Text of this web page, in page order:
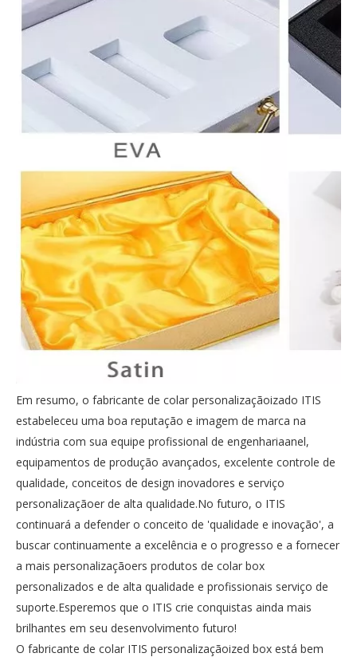
Em resumo, o fabricante de colar personalizaçãoizado ITIS
estabeleceu uma boa reputação e imagem de marca na
indústria com sua equipe profissional de engenhariaanel,
equipamentos de produção avançados, excelente controle de
qualidade, conceitos de design inovadores e serviço
personalizaçãoer de alta qualidade.No futuro, o ITIS
continuará a defender o conceito de 'qualidade e inovação', a
buscar continuamente a excelência e o progresso e a fornecer
a mais personalizaçãoers produtos de colar box
personalizados e de alta qualidade e profissionais serviço de
suporte.Esperemos que o ITIS crie conquistas ainda mais
brilhantes em seu desenvolvimento futuro!
O fabricante de colar ITIS personalizaçãoized box está bem